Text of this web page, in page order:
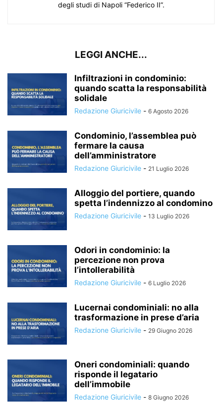
degli studi di Napoli “Federico II”.
LEGGI ANCHE...
Infiltrazioni in condominio:
quando scatta la responsabilità
solidale
Redazione Giuricivile - 6 Agosto 2026
Condominio, l’assemblea può
fermare la causa
dell’amministratore
Redazione Giuricivile - 21 Luglio 2026
Alloggio del portiere, quando
spetta l’indennizzo al condomino
Redazione Giuricivile - 13 Luglio 2026
Odori in condominio: la
percezione non prova
l’intollerabilità
Redazione Giuricivile - 6 Luglio 2026
Lucernai condominiali: no alla
trasformazione in prese d’aria
Redazione Giuricivile - 29 Giugno 2026
Oneri condominiali: quando
risponde il legatario
dell’immobile
Redazione Giuricivile - 8 Giugno 2026